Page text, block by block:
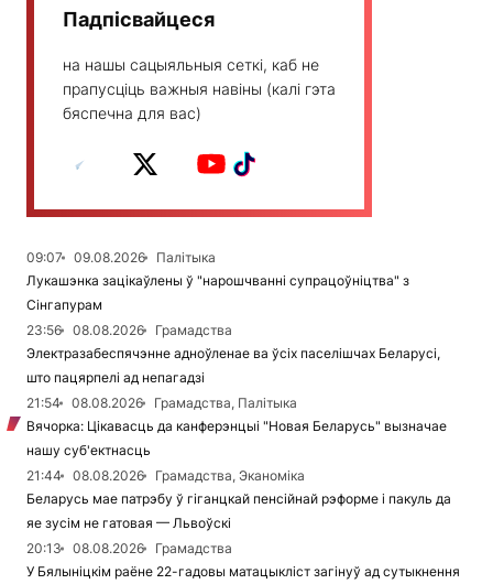
Падпісвайцеся
на нашы сацыяльныя сеткі, каб не
прапусціць важныя навіны (калі гэта
бяспечна для вас)
09:07 09.08.2026
Палітыка
Лукашэнка зацікаўлены ў "нарошчванні супрацоўніцтва" з
Сінгапурам
23:56
08.08.2026
Грамадства
Электразабеспячэнне адноўленае ва ўсіх паселішчах Беларусі,
што пацярпелі ад непагадзі
21:54
08.08.2026
Грамадства, Палітыка
Вячорка: Цікавасць да канферэнцыі "Новая Беларусь" вызначае
нашу суб'ектнасць
21:44
08.08.2026
Грамадства, Эканоміка
Беларусь мае патрэбу ў гіганцкай пенсійнай рэформе і пакуль да
яе зусім не гатовая — Львоўскі
20:13
08.08.2026
Грамадства
У Бялыніцкім раёне 22-гадовы матацыкліст загінуў ад сутыкнення